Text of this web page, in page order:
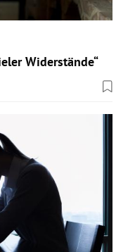
Widerstände“